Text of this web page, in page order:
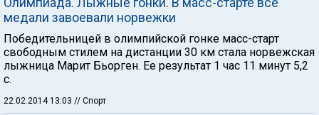
медали завоевали норвежки
Победительницей в олимпийской гонке масс-старт
свободным стилем на дистанции 30 км стала норвежская
лыжница Марит Бьорген. Ее результат 1 час 11 минут 5,2
с.
22.02.2014 13:03 // Спорт